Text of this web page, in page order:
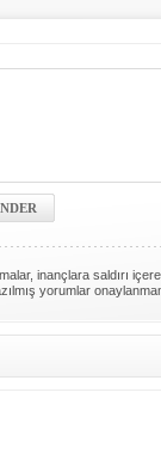
inançlara saldırı
yorumlar